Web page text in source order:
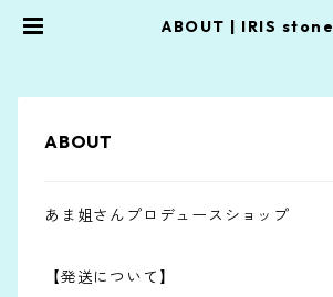
ABOUT | IRIS stone
ABOUT
あま姐さんプロデュースショップ
【発送について】